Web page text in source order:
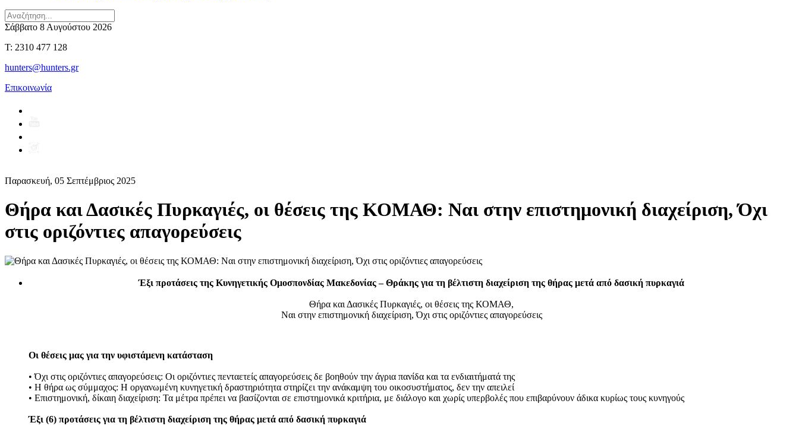
Σάββατο 8 Αυγούστου 2026
T: 2310 477 128
hunters@hunters.gr
Επικοινωνία
Παρασκευή, 05 Σεπτέμβριος 2025
Θήρα και Δασικές Πυρκαγιές, οι θέσεις της ΚΟΜΑΘ: Ναι στην επιστημονική διαχείριση, Όχι
στις οριζόντιες απαγορεύσεις
Έξι προτάσεις της Κυνηγετικής Ομοσπονδίας Μακεδονίας – Θράκης για τη βέλτιστη διαχείριση της θήρας μετά από δασική πυρκαγιά
Θήρα και Δασικές Πυρκαγιές, οι θέσεις της ΚΟΜΑΘ,
Ναι στην επιστημονική διαχείριση, Όχι στις οριζόντιες απαγορεύσεις
Οι θέσεις μας για την υφιστάμενη κατάσταση
• Όχι στις οριζόντιες απαγορεύσεις: Οι οριζόντιες πενταετείς απαγορεύσεις δε βοηθούν την άγρια πανίδα και τα ενδιαιτήματά της
• Η θήρα ως σύμμαχος: Η οργανωμένη κυνηγετική δραστηριότητα στηρίζει την ανάκαμψη του οικοσυστήματος, δεν την απειλεί
• Επιστημονική, δίκαιη διαχείριση: Τα μέτρα πρέπει να βασίζονται σε επιστημονικά κριτήρια, με διάλογο και χωρίς υπερβολές που επιβαρύνουν άδικα κυρίως τους κυνηγούς
Έξι (6) προτάσεις για τη βέλτιστη διαχείριση της θήρας μετά από δασική πυρκαγιά